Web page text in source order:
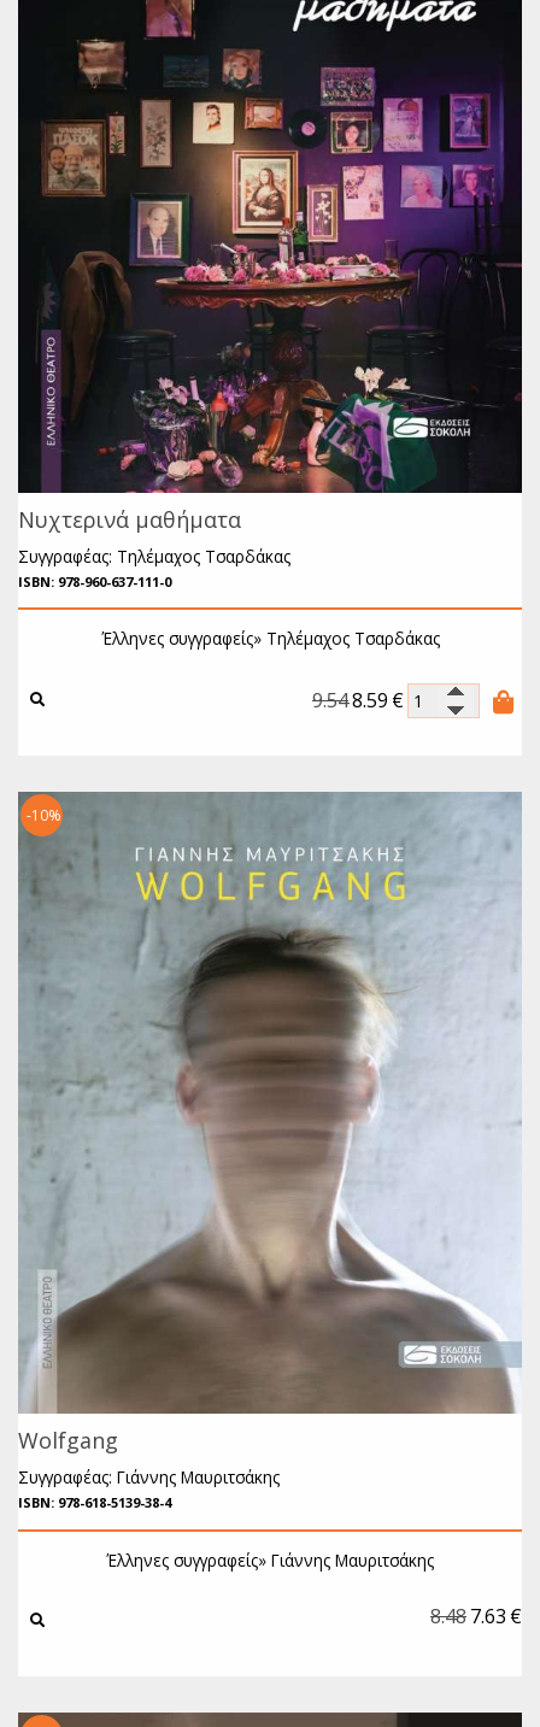
Νυχτερινά μαθήματα
Συγγραφέας: Τηλέμαχος Τσαρδάκας
ISBN: 978-960-637-111-0
Έλληνες συγγραφείς»Τηλέμαχος Τσαρδάκας
9.548.59 €
Wolfgang
Συγγραφέας: Γιάννης Μαυριτσάκης
ISBN: 978-618-5139-38-4
Έλληνες συγγραφείς» Γιάννης Μαυριτσάκης
8.487.63 €
-10%